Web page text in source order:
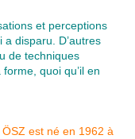
et perceptions
a disparu. D’autres
de techniques
quoi qu’il en